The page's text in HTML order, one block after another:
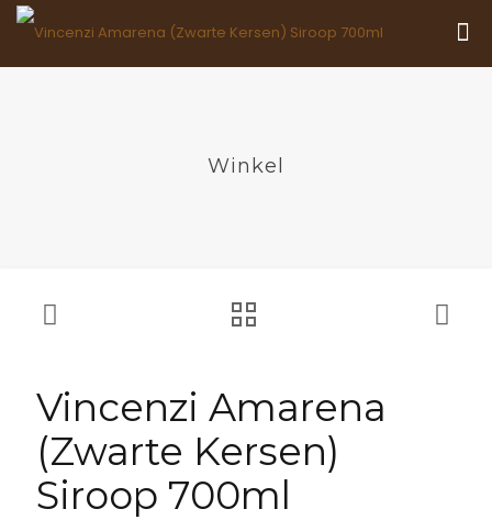
Winkel
Vincenzi Amarena
(Zwarte Kersen)
Siroop 700ml